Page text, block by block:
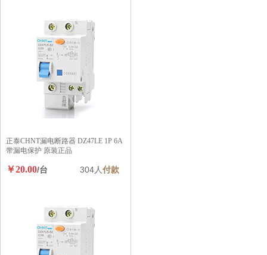
正泰CHNT漏电断路器 DZ47LE 1P 6A
带漏电保护 原装正品
￥20.00/台 304人付款